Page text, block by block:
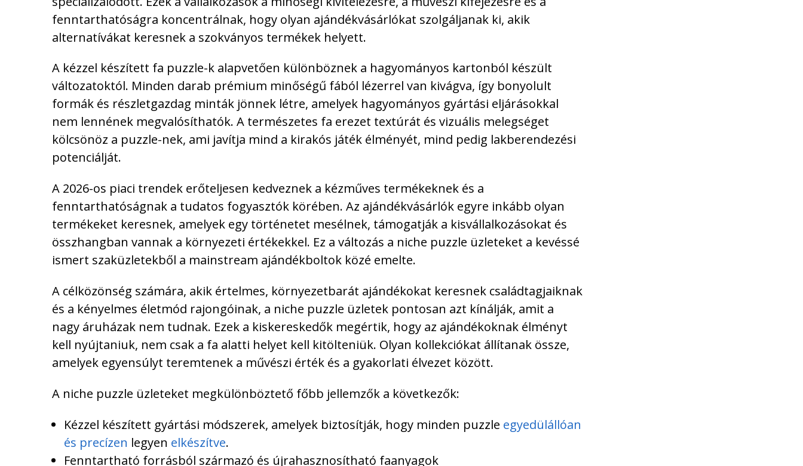
fenntarthatóságra koncentrálnak, hogy olyan ajándékvásárlókat szolgáljanak ki, akik
alternatívákat keresnek a szokványos termékek helyett.
A kézzel készített fa puzzle-k alapvetően különböznek a hagyományos kartonból készült
változatoktól. Minden darab prémium minőségű fából lézerrel van kivágva, így bonyolult
formák és részletgazdag minták jönnek létre, amelyek hagyományos gyártási eljárásokkal
nem lennének megvalósíthatók. A természetes fa erezet textúrát és vizuális melegséget
kölcsönöz a puzzle-nek, ami javítja mind a kirakós játék élményét, mind pedig lakberendezési
potenciálját.
A 2026-os piaci trendek erőteljesen kedveznek a kézműves termékeknek és a
fenntarthatóságnak a tudatos fogyasztók körében. Az ajándékvásárlók egyre inkább olyan
termékeket keresnek, amelyek egy történetet mesélnek, támogatják a kisvállalkozásokat és
összhangban vannak a környezeti értékekkel. Ez a változás a niche puzzle üzleteket a kevéssé
ismert szaküzletekből a mainstream ajándékboltok közé emelte.
A célközönség számára, akik értelmes, környezetbarát ajándékokat keresnek családtagjaiknak
és a kényelmes életmód rajongóinak, a niche puzzle üzletek pontosan azt kínálják, amit a
nagy áruházak nem tudnak. Ezek a kiskereskedők megértik, hogy az ajándékoknak élményt
kell nyújtaniuk, nem csak a fa alatti helyet kell kitölteniük. Olyan kollekciókat állítanak össze,
amelyek egyensúlyt teremtenek a művészi érték és a gyakorlati élvezet között.
A niche puzzle üzleteket megkülönböztető főbb jellemzők a következők:
Kézzel készített gyártási módszerek, amelyek biztosítják, hogy minden puzzle egyedülállóan
és precízen legyen elkészítve.
Fenntartható forrásból származó és újrahasznosítható faanyagok